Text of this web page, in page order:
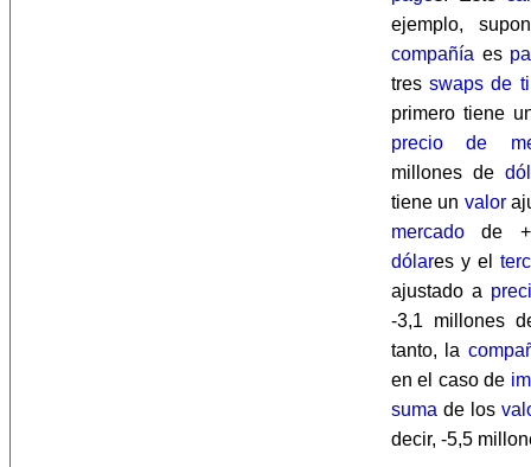
ejemplo,
compañía es
tresswaps de
primero tiene
precio de
millones de
tiene un valor
mercado de
dólares y el
ajustado a
-3,1 millones
tanto, la
en el caso de
suma de los
decir, -5,5